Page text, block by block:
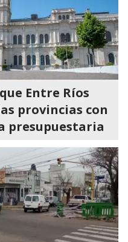
Entre Ríos
provincias con
presupuestaria